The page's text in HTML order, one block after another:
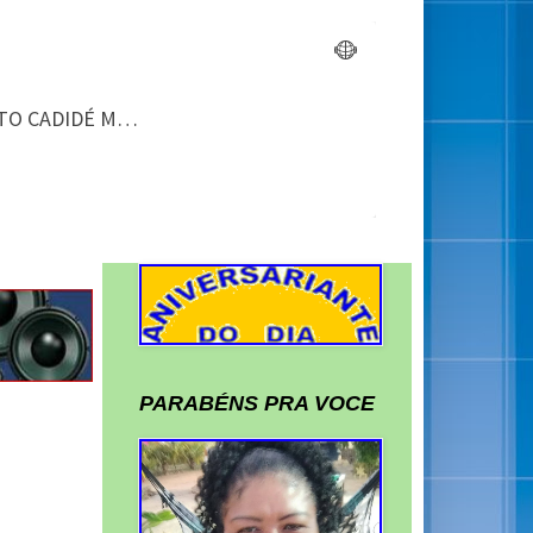
PARABÉNS PRA VOCE